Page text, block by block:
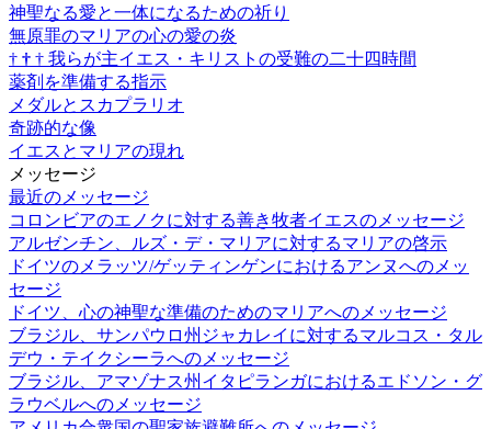
神聖なる愛と一体になるための祈り
無原罪のマリアの心の愛の炎
† † † 我らが主イエス・キリストの受難の二十四時間
薬剤を準備する指示
メダルとスカプラリオ
奇跡的な像
イエスとマリアの現れ
メッセージ
最近のメッセージ
コロンビアのエノクに対する善き牧者イエスのメッセージ
アルゼンチン、ルズ・デ・マリアに対するマリアの啓示
ドイツのメラッツ/ゲッティンゲンにおけるアンヌへのメッ
セージ
ドイツ、心の神聖な準備のためのマリアへのメッセージ
ブラジル、サンパウロ州ジャカレイに対するマルコス・タル
デウ・テイクシーラへのメッセージ
ブラジル、アマゾナス州イタピランガにおけるエドソン・グ
ラウベルへのメッセージ